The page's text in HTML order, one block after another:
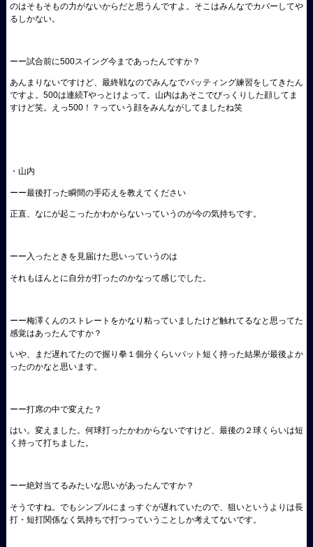
のはそもそもの力がないからだと思うんですよ。そこはみんなでカバーしてや
るしかない。
ーー試合前に500スイング今まであったんですか？
あんまりないですけど、最終戦なのでみんなでバッティング練習をしてきたん
ですよ。500は連続Tやっとけよって。山内はあそこでびっくりした顔してま
すけど笑。えっ500！？っていう顔をみんながしてましたね笑
・山内
ーー最後打った瞬間の手応えを教えてください
正直、なにが起こったかわからないっていうのが今の気持ちです。
ーー入ったときを見届けた思いっていうのは
それもほんとに自分が打ったのかなって感じでした。
ーー梅澤くんのストレートをかなり粘っていましたけど触れてるなと思ってた
感覚はあったんですか？
いや、まだ遅れてたので握り拳１個分くらいバット短く持った結果が最後よか
ったのかなと思います。
ーー打席の中で変えた？
はい。変えました。何球打ったかわからないですけど、最後の２球くらいは短
く持って打ちました。
ーー絶対当てるみたいな思いがあったんですか？
そうですね。でもシンプルにまっすぐが遅れていたので、狙いというよりは長
打・短打関係なく気持ちで打つっていうことしか考えてないです。